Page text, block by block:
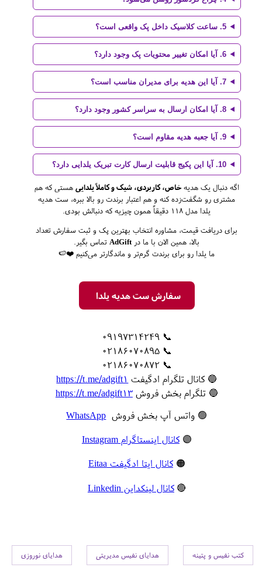
5. ساعت کلاسیک داخل پک واقعی است؟
6. آیا امکان تغییر محتویات پک وجود دارد؟
7. آیا این هدیه برای مدیران مناسب است؟
8. آیا امکان ارسال به سراسر کشور وجود دارد؟
9. آیا جعبه هدیه مقاوم است؟
10. آیا این پکیج قابلیت ارسال کارت تبریک یلدایی دارد؟
اگه دنبال یک هدیهخاص، کاربردی، شیک و کاملاً یلدایی هستی که هم
مشتری رو شگفت‌زده کنه و هم اعتبار برندت رو بالا ببره، ست هدیه
یلدا مدل 118 دقیقاً همون چیزیه که دنبالش بودی.
برای دریافت قیمت، مشاوره انتخاب بهترین پک و ثبت سفارش تعداد
بالا، همین الان با ما درAdGiftتماس بگیر.
ما یلدا رو برای برندت گرم‌تر و ماندگارتر می‌کنیم ❤️🍉
سفارش ست هدیه یلدا
📞 09197314249
📞 02186070895
📞 02186070872
🔵 کانال تلگرام ادگیفت https://t.me/adgift1
🔵 تلگرام بخش فروشhttps://t.me/adgift13
🟢 واتس آپ بخش فروش WhatsApp
🟣کانال اینستاگرام Instagram
🟠کانال ایتا ادگیفت Eitaa
🔴 کانال لینکداین Linkedin
کتب نفیس و پتینه هدایای نفیس مدیریتی هدایای نوروزی